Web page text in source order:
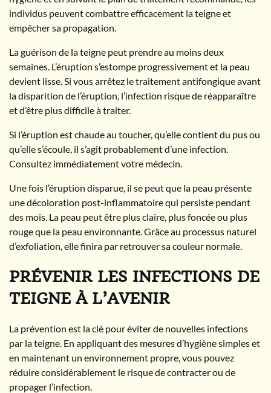
individus peuvent combattre efficacement la teigne et
empêcher sa propagation.
La guérison de la teigne peut prendre au moins deux
semaines. L’éruption s’estompe progressivement et la peau
devient lisse. Si vous arrêtez le traitement antifongique avant
la disparition de l’éruption, l’infection risque de réapparaître
et d’être plus difficile à traiter.
Si l’éruption est chaude au toucher, qu’elle contient du pus ou
qu’elle s’écoule, il s’agit probablement d’une infection.
Consultez immédiatement votre médecin.
Une fois l’éruption disparue, il se peut que la peau présente
une décoloration post-inflammatoire qui persiste pendant
des mois. La peau peut être plus claire, plus foncée ou plus
rouge que la peau environnante. Grâce au processus naturel
d’exfoliation, elle finira par retrouver sa couleur normale.
PRÉVENIR LES INFECTIONS DE
TEIGNE À L’AVENIR
La prévention est la clé pour éviter de nouvelles infections
par la teigne. En appliquant des mesures d’hygiène simples et
en maintenant un environnement propre, vous pouvez
réduire considérablement le risque de contracter ou de
propager l’infection.